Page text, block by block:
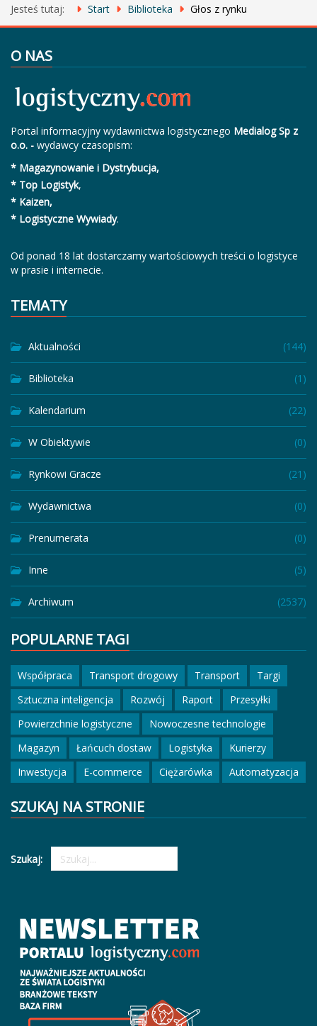
Jesteś tutaj: Start Biblioteka Głos z rynku
O NAS
Portal informacyjny wydawnictwa logistycznego Medialog Sp z
o.o. - wydawcy czasopism:
* Magazynowanie i Dystrybucja,
* Top Logistyk,
* Kaizen,
* Logistyczne Wywiady.
Od ponad 18 lat dostarczamy wartościowych treści o logistyce
w prasie i internecie.
TEMATY
Aktualności (144)
Biblioteka (1)
Kalendarium (22)
W Obiektywie (0)
Rynkowi Gracze (21)
Wydawnictwa (0)
Prenumerata (0)
Inne (5)
Archiwum (2537)
POPULARNE TAGI
Współpraca Transport drogowy Transport
Targi
Sztuczna inteligencja
Rozwój Raport
Przesyłki
Powierzchnie logistyczne
Nowoczesne technologie
Magazyn
Łańcuch dostaw Logistyka
Kurierzy
Inwestycja
E-commerce Ciężarówka Automatyzacja
SZUKAJ NA STRONIE
Szukaj: